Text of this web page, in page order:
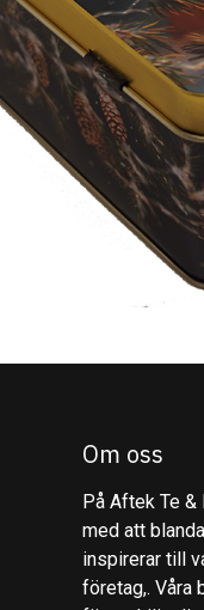
Om oss
På Aftek Te
med att
inspirerar till
företag,. Våra